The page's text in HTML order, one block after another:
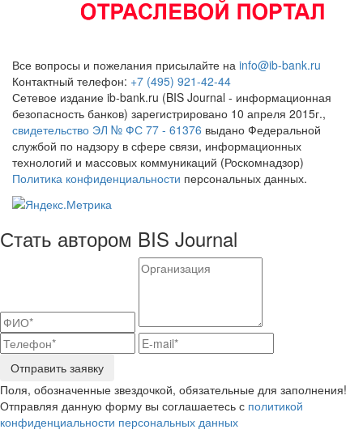
Все вопросы и пожелания присылайте на info@ib-bank.ru
Контактный телефон: +7 (495) 921-42-44
Сетевое издание ib-bank.ru (BIS Journal - информационная
безопасность банков) зарегистрировано 10 апреля 2015г.,
свидетельство ЭЛ № ФС 77 - 61376 выдано Федеральной
службой по надзору в сфере связи, информационных
технологий и массовых коммуникаций (Роскомнадзор)
Политика конфиденциальности персональных данных.
Стать автором BIS Journal
Отправить заявку
Поля, обозначенные звездочкой, обязательные для заполнения!
Отправляя данную форму вы соглашаетесь с политикой
конфиденциальности персональных данных